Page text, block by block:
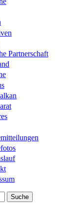
Partnerschaft